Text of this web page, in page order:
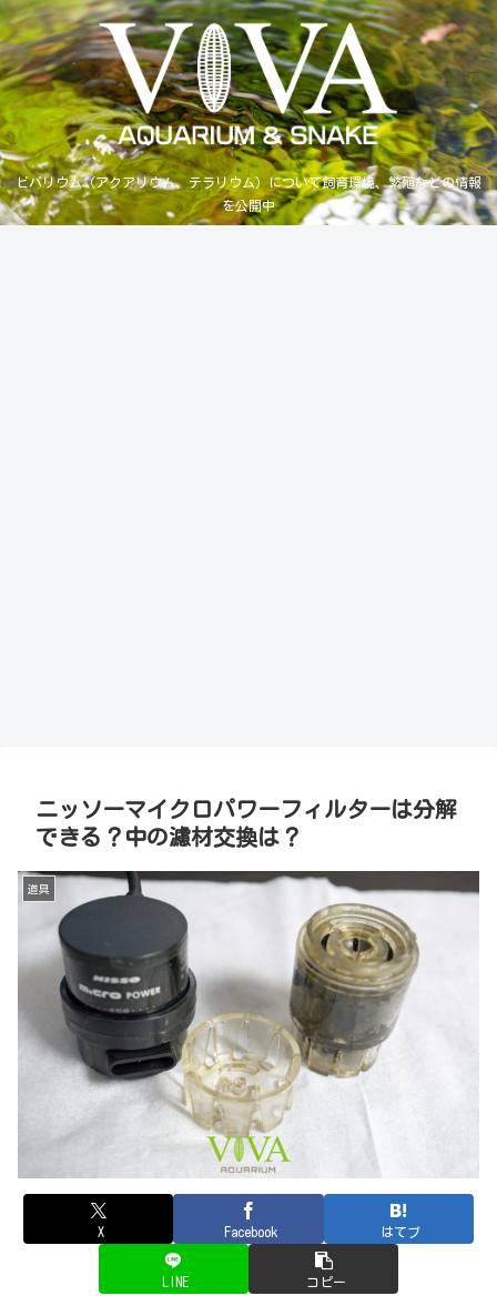
ビバリウム（アクアリウム、テラリウム）について飼育環境、繁殖などの情報
を公開中
ニッソーマイクロパワーフィルターは分解
できる？中の濾材交換は？
道具
X Facebook はてブ
LINE コピー